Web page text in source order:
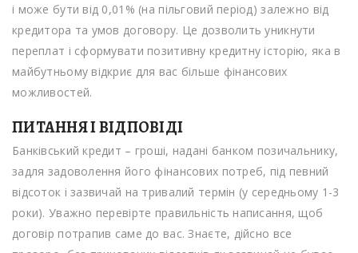
і може бути від 0,01% (на пільговий період) залежно від
кредитора та умов договору. Це дозволить уникнути
переплат і сформувати позитивну кредитну історію, яка в
майбутньому відкриє для вас більше фінансових
можливостей.
ПИТАННЯ І ВІДПОВІДІ
Банківський кредит – гроші, надані банком позичальнику,
задля задоволення його фінансових потреб, під певний
відсоток і зазвичай на тривалий термін (у середньому 1-3
роки). Уважно перевірте правильність написання, щоб
договір потрапив саме до вас. Знаєте, дійсно все